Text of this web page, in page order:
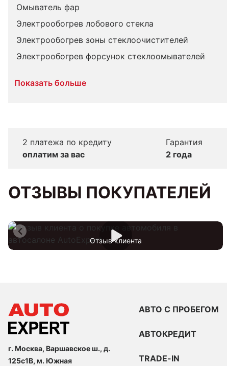
Омыватель фар
Электрообогрев лобового стекла
Электрообогрев зоны стеклоочистителей
Электрообогрев форсунок стеклоомывателей
Показать больше
2 платежа по кредиту
оплатим за вас
Гарантия
2 года
ОТЗЫВЫ ПОКУПАТЕЛЕЙ
Отзыв клиента
г. Москва, Варшавское ш., д.
125с1В, м. Южная
АВТО С ПРОБЕГОМ
АВТОКРЕДИТ
TRADE-IN